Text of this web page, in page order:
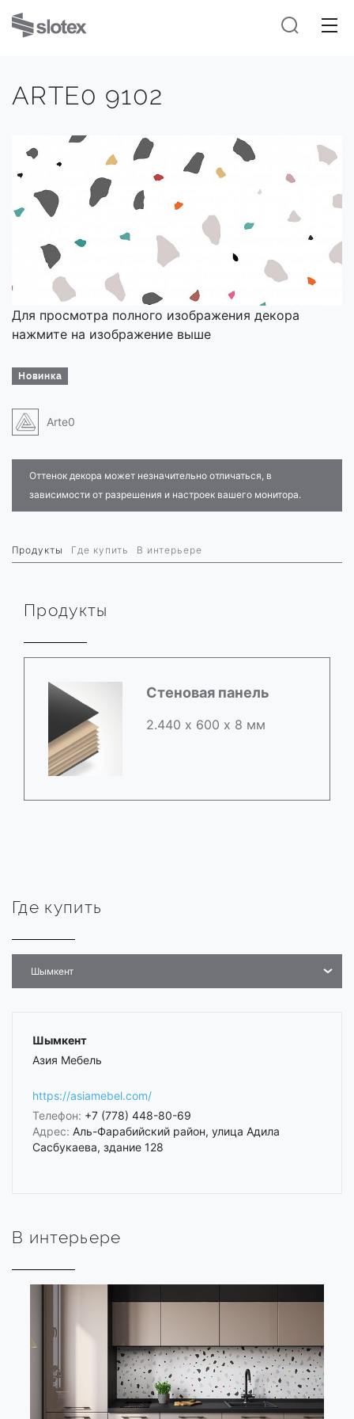
ARTE0 9102
Для просмотра полного изображения декора
нажмите на изображение выше
Новинка
Arte0
Оттенок декора может незначительно отличаться, в
зависимости от разрешения и настроек вашего монитора.
Продукты Где купить В интерьере
Продукты
Стеновая панель
2.440 х 600 х 8 мм
Где купить
Шымкент
Шымкент
Азия Мебель
https://asiamebel.com/
Телефон: +7 (778) 448-80-69
Адрес: Аль-Фарабийский район, улица Адила
Сасбукаева, здание 128
В интерьере